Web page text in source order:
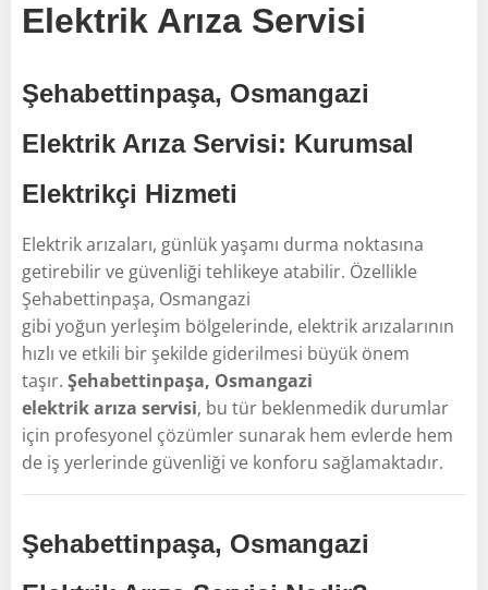
Elektrik Arıza Servisi
Şehabettinpaşa, Osmangazi
Elektrik Arıza Servisi: Kurumsal
Elektrikçi Hizmeti
Elektrik arızaları, günlük yaşamı durma noktasına
getirebilir ve güvenliği tehlikeye atabilir. Özellikle
Şehabettinpaşa, Osmangazi
gibi yoğun yerleşim bölgelerinde, elektrik arızalarının
hızlı ve etkili bir şekilde giderilmesi büyük önem
taşır. Şehabettinpaşa, Osmangazi
elektrik arıza servisi, bu tür beklenmedik durumlar
için profesyonel çözümler sunarak hem evlerde hem
de iş yerlerinde güvenliği ve konforu sağlamaktadır.
Şehabettinpaşa, Osmangazi